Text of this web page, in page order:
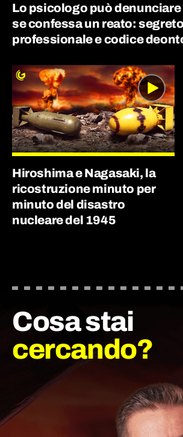
Lo psicologo può
se confessa un reato: segreto
professionale e codice
Hiroshima e Nagasaki, la
ricostruzione minuto per
minuto del disastro
nucleare del 1945
Cosa stai
cercando?